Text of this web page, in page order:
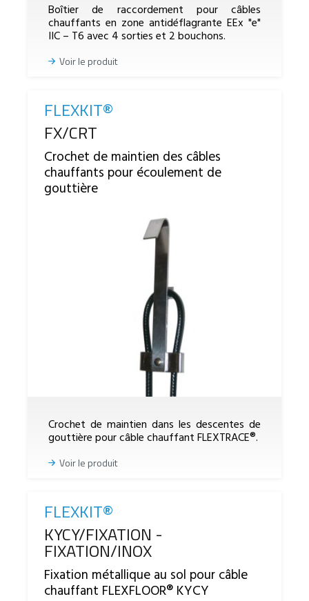
Boîtier de raccordement pour câbles
chauffants en zone antidéflagrante EEx "e"
IIC – T6 avec 4 sorties et 2 bouchons.
Voir le produit
FLEXKIT®
Reference
FX/CRT
Crochet de maintien des câbles
chauffants pour écoulement de
gouttière
Crochet de maintien dans les descentes de
gouttière pour câble chauffant FLEXTRACE®.
Voir le produit
FLEXKIT®
Reference
KYCY/FIXATION -
FIXATION/INOX
Fixation métallique au sol pour câble
chauffant FLEXFLOOR® KYCY